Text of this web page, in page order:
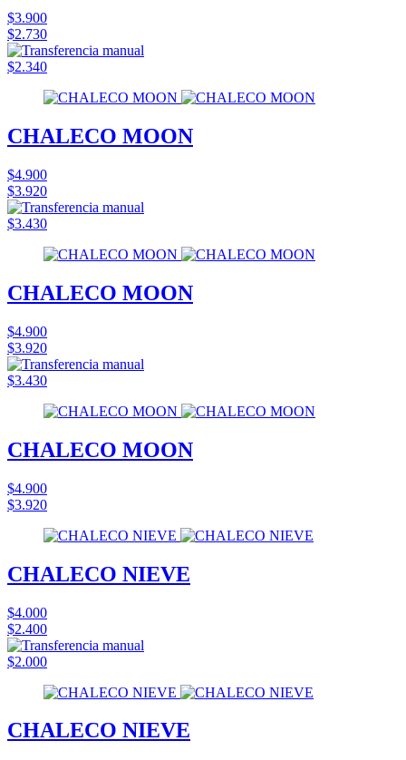
$3.900
$2.730
$2.340
CHALECO MOON
$4.900
$3.920
$3.430
CHALECO MOON
$4.900
$3.920
$3.430
CHALECO MOON
$4.900
$3.920
CHALECO NIEVE
$4.000
$2.400
$2.000
CHALECO NIEVE